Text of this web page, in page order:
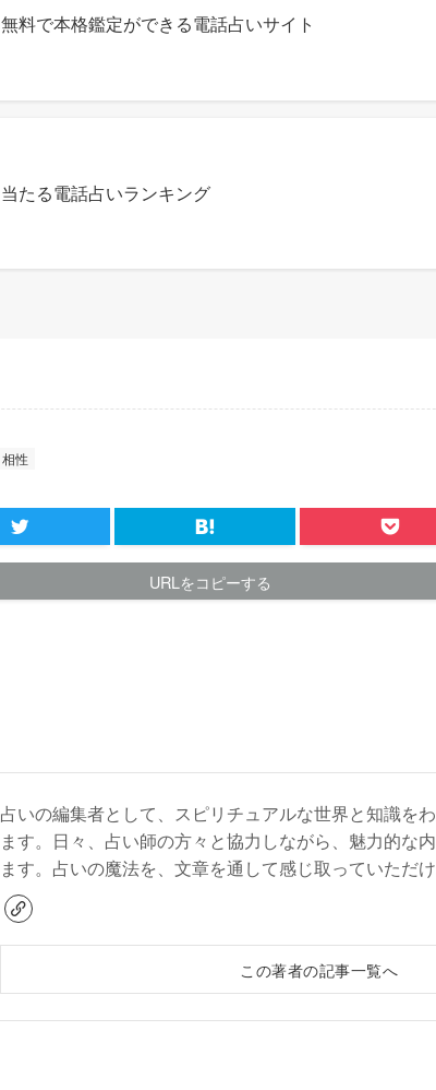
無料で本格鑑定ができる電話占いサイト
当たる電話占いランキング
相性
URLをコピーする
占いの編集者として、スピリチュアルな世界と知識を
ます。日々、占い師の方々と協力しながら、魅力的な
ます。占いの魔法を、文章を通して感じ取っていただけ
この著者の記事一覧へ